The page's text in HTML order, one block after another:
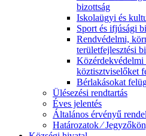
bizottság
Iskolaügyi és
Sport és ifjúsági
Rendvédelmi,
területfejlesztési
Közérdekvédelmi
köztisztviselőket
Bérlakásokat
Ülésezési rendtartás
Éves jelentés
Általános érvényű
Határozatok ⁄